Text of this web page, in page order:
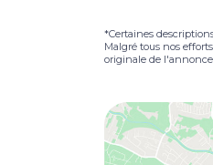
*Certaines
Malgré tous nos
originale de